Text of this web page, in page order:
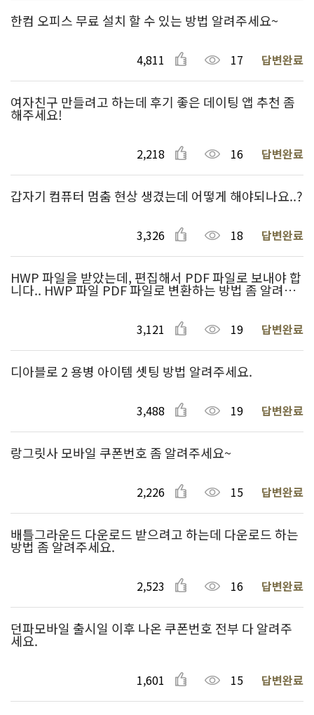
한컴 오피스 무료 설치 할 수 있는 방법 알려주세요~
4,811 17 답변완료
여자친구 만들려고 하는데 후기 좋은 데이팅 앱 추천 좀
해주세요!
2,218 16 답변완료
갑자기 컴퓨터 멈춤 현상 생겼는데 어떻게 해야되나요..?
3,326 18 답변완료
HWP 파일을 받았는데, 편집해서 PDF 파일로 보내야 합
니다.. HWP 파일 PDF 파일로 변환하는 방법 좀 알려주
세요!
3,121 19 답변완료
디아블로 2 용병 아이템 셋팅 방법 알려주세요.
3,488 19 답변완료
랑그릿사 모바일 쿠폰번호 좀 알려주세요~
2,226 15 답변완료
배틀그라운드 다운로드 받으려고 하는데 다운로드 하는
방법 좀 알려주세요.
2,523 16 답변완료
던파모바일 출시일 이후 나온 쿠폰번호 전부 다 알려주
세요.
1,601 15 답변완료